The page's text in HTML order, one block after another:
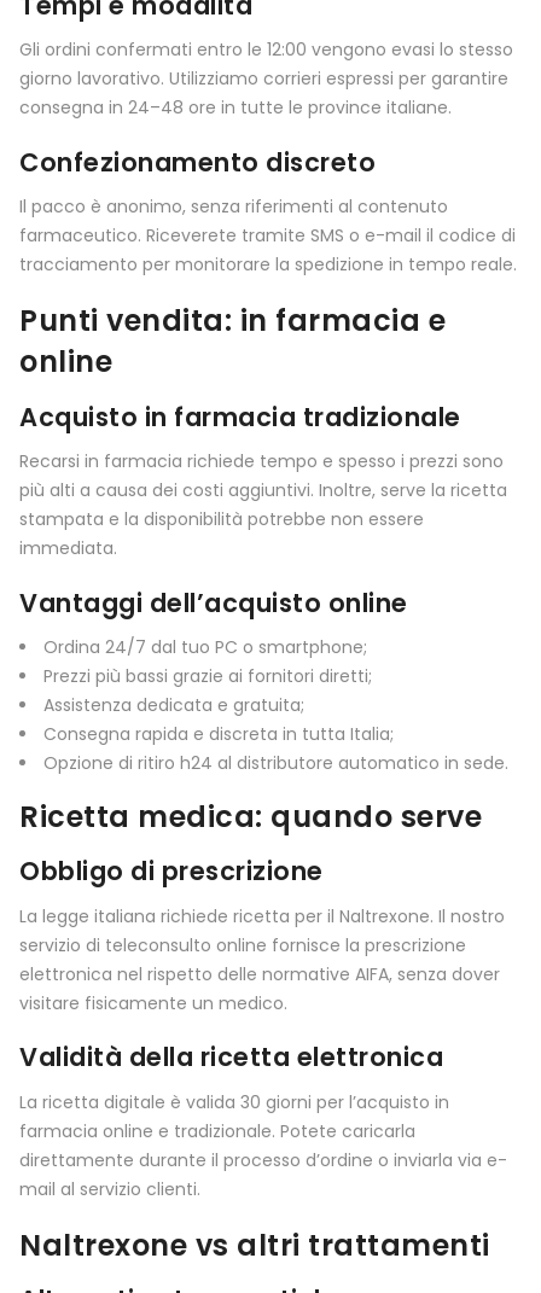
Gli ordini confermati entro le 12:00 vengono evasi lo stesso
giorno lavorativo. Utilizziamo corrieri espressi per garantire
consegna in 24–48 ore in tutte le province italiane.
Confezionamento discreto
Il pacco è anonimo, senza riferimenti al contenuto
farmaceutico. Riceverete tramite SMS o e-mail il codice di
tracciamento per monitorare la spedizione in tempo reale.
Punti vendita: in farmacia e
online
Acquisto in farmacia tradizionale
Recarsi in farmacia richiede tempo e spesso i prezzi sono
più alti a causa dei costi aggiuntivi. Inoltre, serve la ricetta
stampata e la disponibilità potrebbe non essere
immediata.
Vantaggi dell’acquisto online
Ordina 24/7 dal tuo PC o smartphone;
Prezzi più bassi grazie ai fornitori diretti;
Assistenza dedicata e gratuita;
Consegna rapida e discreta in tutta Italia;
Opzione di ritiro h24 al distributore automatico in sede.
Ricetta medica: quando serve
Obbligo di prescrizione
La legge italiana richiede ricetta per il Naltrexone. Il nostro
servizio di teleconsulto online fornisce la prescrizione
elettronica nel rispetto delle normative AIFA, senza dover
visitare fisicamente un medico.
Validità della ricetta elettronica
La ricetta digitale è valida 30 giorni per l’acquisto in
farmacia online e tradizionale. Potete caricarla
direttamente durante il processo d’ordine o inviarla via e-
mail al servizio clienti.
Naltrexone vs altri trattamenti